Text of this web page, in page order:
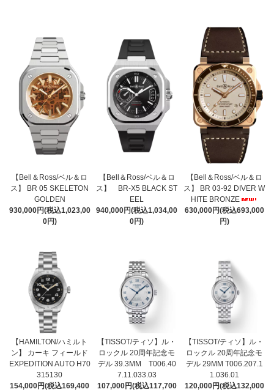
【Bell＆Ross/ベル＆ロ
ス】 BR 05 SKELETON
GOLDEN
930,000円(税込1,023,00
0円)
【Bell＆Ross/ベル＆ロ
ス】 BR-X5 BLACK ST
EEL
940,000円(税込1,034,00
0円)
【Bell＆Ross/ベル＆ロ
ス】 BR 03-92 DIVER W
HITE BRONZE
630,000円(税込693,000
円)
【HAMILTON/ハミルト
ン】 カーキ フィールド
EXPEDITION AUTO H70
315130
154,000円(税込169,400
【TISSOT/ティソ】ル・
ロックル 20周年記念モ
デル 39.3MM T006.40
7.11.033.03
107,000円(税込117,700
【TISSOT/ティソ】ル・
ロックル 20周年記念モ
デル 29MM T006.207.1
1.036.01
120,000円(税込132,000